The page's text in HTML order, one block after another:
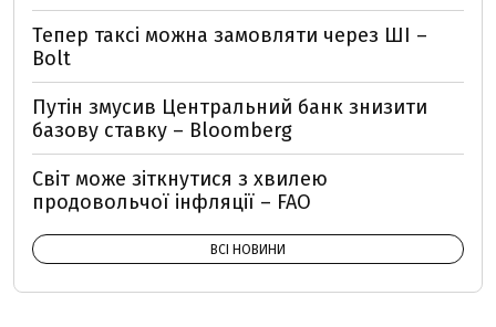
Тепер таксі можна замовляти через ШІ –
Bolt
Путін змусив Центральний банк знизити
базову ставку – Bloomberg
Світ може зіткнутися з хвилею
продовольчої інфляції – FAO
ВСІ НОВИНИ